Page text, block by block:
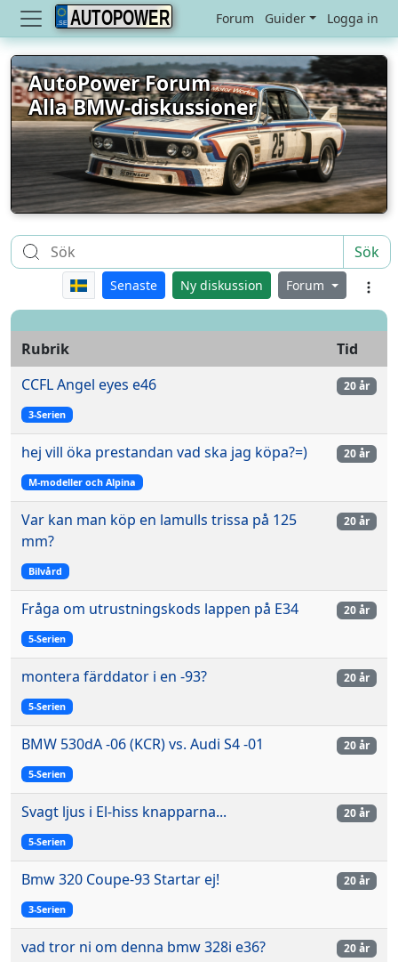
AUTOPOWER Forum Guider Logga in
AutoPower Forum
Alla BMW-diskussioner
Sök
Senaste Ny diskussion Forum
Rubrik
Tid
CCFL Angel eyes e46
3-Serien
20 år
hej vill öka prestandan vad ska jag köpa?=)
M-modeller och Alpina
20 år
Var kan man köp en lamulls trissa på 125
mm?
Bilvård
20 år
Fråga om utrustningskods lappen på E34
5-Serien
20 år
montera färddator i en -93?
5-Serien
20 år
BMW 530dA -06 (KCR) vs. Audi S4 -01
5-Serien
20 år
Svagt ljus i El-hiss knapparna...
5-Serien
20 år
Bmw 320 Coupe-93 Startar ej!
3-Serien
20 år
vad tror ni om denna bmw 328i e36? 20 år